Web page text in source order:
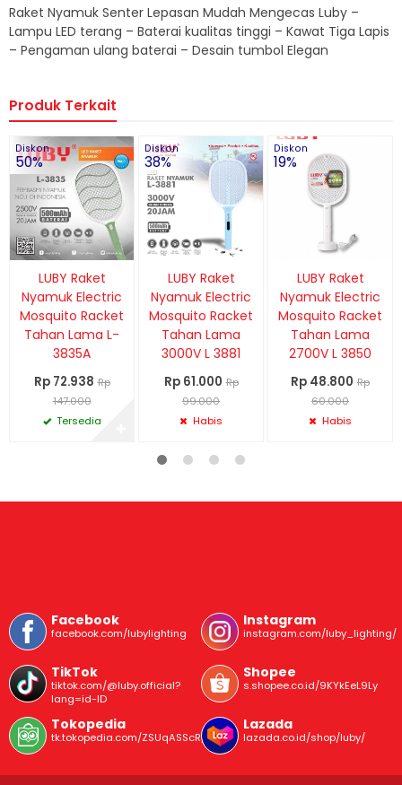
Raket Nyamuk Senter Lepasan Mudah Mengecas Luby –
Lampu LED terang – Baterai kualitas tinggi – Kawat Tiga Lapis
– Pengaman ulang baterai – Desain tumbol Elegan
Produk Terkait
Diskon
50%
LUBY Raket
Nyamuk Electric
Mosquito Racket
Tahan Lama L-
3835A
Rp 72.938 Rp
147.000
Tersedia
Diskon
38%
LUBY Raket
Nyamuk Electric
Mosquito Racket
Tahan Lama
3000V L 3881
Rp 61.000 Rp
99.000
Habis
Diskon
19%
LUBY Raket
Nyamuk Electric
Mosquito Racket
Tahan Lama
2700V L 3850
Rp 48.800 Rp
60.000
Habis
Facebook
facebook.com/lubylighting
Instagram
instagram.com/luby_lighting/
TikTok
tiktok.com/@luby.official?
lang=id-ID
Shopee
s.shopee.co.id/9KYkEeL9Ly
Tokopedia
tk.tokopedia.com/ZSUqASScR/
Lazada
lazada.co.id/shop/luby/